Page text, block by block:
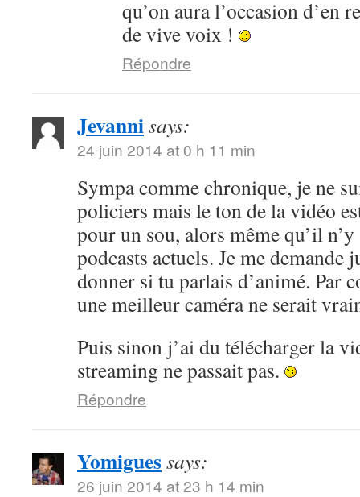
qu’on aura l’occasion d’en
de vive voix !
Répondre
Jevannisays:
24 juin 2014 at 0 h 11 min
Sympa comme chronique, je ne
policiers mais le ton de la vidéo
pour un sou, alors même qu’il
podcasts actuels. Je me demande
donner si tu parlais d’animé. Par
une meilleur caméra ne serait
Puis sinon j’ai du télécharger la
streaming ne passait pas.
Répondre
Yomiguessays:
26 juin 2014 at 23 h 14 min